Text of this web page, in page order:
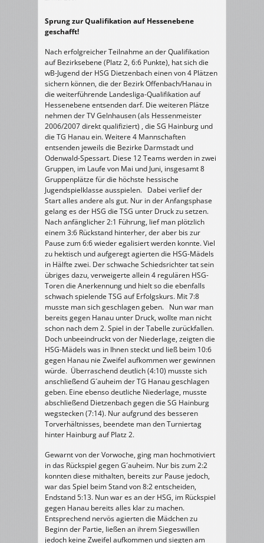
Sprung zur Qualifikation auf Hessenebene
geschafft!
Nach erfolgreicher Teilnahme an der Qualifikation
auf Bezirksebene (Platz 2, 6:6 Punkte), hat sich die
wB-Jugend der HSG Dietzenbach einen von 4 Plätzen
sichern können, die der Bezirk Offenbach/Hanau in
die weiterführende Landesliga-Qualifikation auf
Hessenebene entsenden darf. Die weiteren Plätze
nehmen der TV Gelnhausen (als Hessenmeister
2006/2007 direkt qualifiziert) , die SG Hainburg und
die TG Hanau ein. Weitere 4 Mannschaften
entsenden jeweils die Bezirke Darmstadt und
Odenwald-Spessart. Diese 12 Teams werden in zwei
Gruppen, im Laufe von Mai und Juni, insgesamt 8
Gruppenplätze für die höchste hessische
Jugendspielklasse ausspielen. Dabei verlief der
Start alles andere als gut. Nur in der Anfangsphase
gelang es der HSG die TSG unter Druck zu setzen.
Nach anfänglicher 2:1 Führung, lief man plötzlich
einem 3:6 Rückstand hinterher, der aber bis zur
Pause zum 6:6 wieder egalisiert werden konnte. Viel
zu hektisch und aufgeregt agierten die HSG-Mädels
in Hälfte zwei. Der schwache Schiedsrichter tat sein
übriges dazu, verweigerte allein 4 regulären HSG-
Toren die Anerkennung und hielt so die ebenfalls
schwach spielende TSG auf Erfolgskurs. Mit 7:8
musste man sich geschlagen geben. Nun war man
bereits gegen Hanau unter Druck, wollte man nicht
schon nach dem 2. Spiel in der Tabelle zurückfallen.
Doch unbeeindruckt von der Niederlage, zeigten die
HSG-Mädels was in Ihnen steckt und ließ beim 10:6
gegen Hanau nie Zweifel aufkommen wer gewinnen
würde. Überraschend deutlich (4:10) musste sich
anschließend G´auheim der TG Hanau geschlagen
geben. Eine ebenso deutliche Niederlage, musste
abschließend Dietzenbach gegen die SG Hainburg
wegstecken (7:14). Nur aufgrund des besseren
Torverhältnisses, beendete man den Turniertag
hinter Hainburg auf Platz 2.
Gewarnt von der Vorwoche, ging man hochmotiviert
in das Rückspiel gegen G´auheim. Nur bis zum 2:2
konnten diese mithalten, bereits zur Pause jedoch,
war das Spiel beim Stand von 8:2 entscheiden,
Endstand 5:13. Nun war es an der HSG, im Rückspiel
gegen Hanau bereits alles klar zu machen.
Entsprechend nervös agierten die Mädchen zu
Beginn der Partie, ließen an ihrem Siegeswillen
jedoch keine Zweifel aufkommen und siegten am